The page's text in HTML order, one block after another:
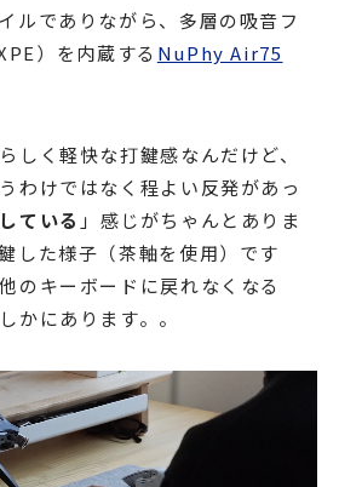
ルでありながら、多層の吸音フ
）を内蔵する NuPhy Air75
しく軽快な打鍵感なんだけど、
わけではなく程よい反発があっ
ている 」感じがちゃんとありま
した様子（茶軸を使用）です
のキーボードに戻れなくなる
かにあります。。